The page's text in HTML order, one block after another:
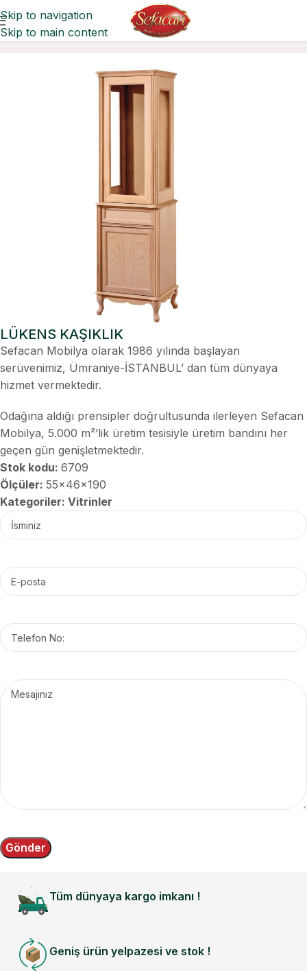
Skip to navigation
Skip to main content
Ana Sayfa Vitrinler
LÜKENS KAŞIKLIK
Sefacan Mobilya olarak 1986 yılında başlayan
serüvenimiz, Ümraniye-İSTANBUL’ dan tüm dünyaya
hizmet vermektedir.
Odağına aldığı prensipler doğrultusunda ilerleyen Sefacan
Mobilya, 5.000 m²’lik üretim tesisiyle üretim bandını her
geçen gün genişletmektedir.
Stok kodu: 6709
Ölçüler: 55x46x190
Kategoriler: Vitrinler
Tüm dünyaya kargo imkanı !
Geniş ürün yelpazesi ve stok !